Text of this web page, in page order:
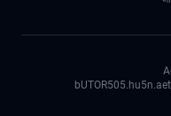
bUTOR505.hu5n.ae